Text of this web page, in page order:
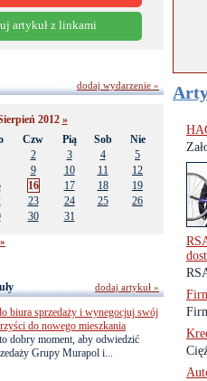
artykuł z linkami
2012 »
Czw Pią Sob
Nie
2 3 4
5
9 10 11
12
16 17 18
19
23 24 25
26
30 31
dodaj wydarzenie »
biura sprzedaży i wynegocjuj swój
do nowego mieszkania
dobry moment, aby odwiedzić
Grupy Murapol i...
dodaj artykuł »